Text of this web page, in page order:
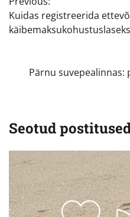
Kuidas registreerida
Pärnu suvepealinnas:
Seotud